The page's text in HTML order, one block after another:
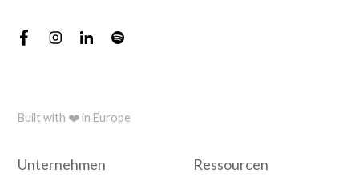
Built with ❤️ in Europe
Unternehmen Ressourcen